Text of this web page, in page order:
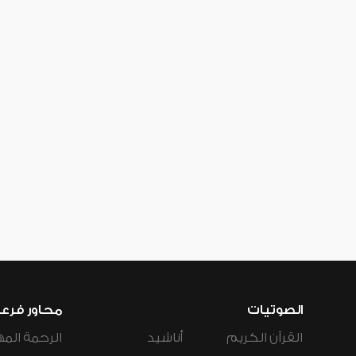
الصوتيات
القرآن الكريم
أناشيد
محاور
الرحمة